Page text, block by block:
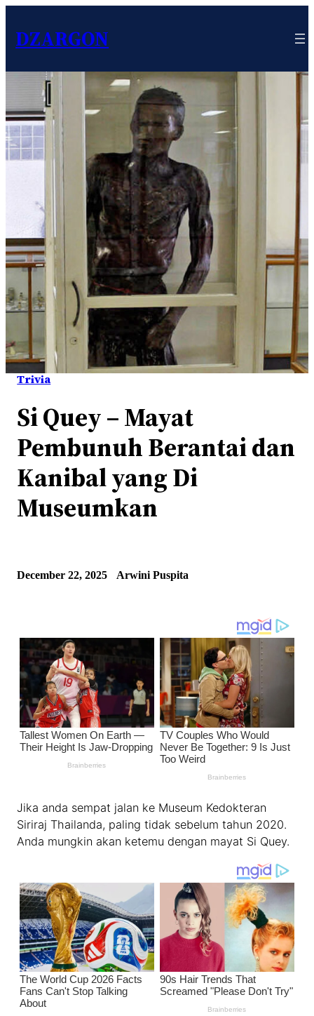
DZARGON
Trivia
Si Quey – Mayat
Pembunuh Berantai dan
Kanibal yang Di
Museumkan
December 22, 2025 Arwini Puspita
Jika anda sempat jalan ke Museum Kedokteran
Siriraj Thailanda, paling tidak sebelum tahun 2020.
Anda mungkin akan ketemu dengan mayat Si Quey.